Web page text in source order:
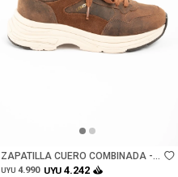
ZAPATILLA CUERO COMBINADA -
CHOCOLATE
UYU 4.990 UYU 4.242